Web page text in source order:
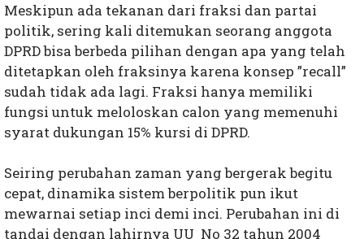
Meskipun ada tekanan dari fraksi dan partai
politik, sering kali ditemukan seorang anggota
DPRD bisa berbeda pilihan dengan apa yang telah
ditetapkan oleh fraksinya karena konsep ”recall”
sudah tidak ada lagi. Fraksi hanya memiliki
fungsi untuk meloloskan calon yang memenuhi
syarat dukungan 15% kursi di DPRD.
Seiring perubahan zaman yang bergerak begitu
cepat, dinamika sistem berpolitik pun ikut
mewarnai setiap inci demi inci. Perubahan ini di
tandai dengan lahirnya UU No 32 tahun 2004